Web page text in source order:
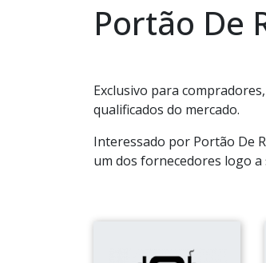
Portão De
Exclusivo para
qualificados do mercado.
Interessado por Portão De
um dos fornecedores logo a